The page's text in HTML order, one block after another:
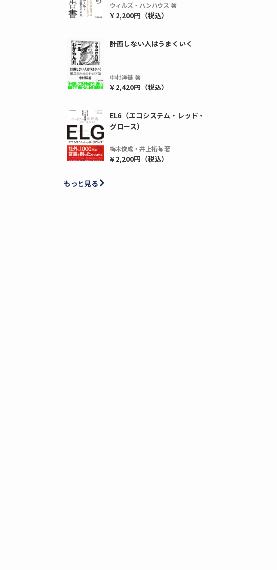
ウィルズ・パンハウス 著
¥ 2,200円（税込）
計画しない人はうまくいく
中村洋基 著
¥ 2,420円（税込）
ELG（エコシステム・レッド・
グロース）
梅木俊成・井上拓海 著
¥ 2,200円（税込）
もっと見る